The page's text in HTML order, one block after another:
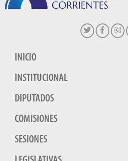
INICIO
INSTITUCIONAL
DIPUTADOS
COMISIONES
SESIONES